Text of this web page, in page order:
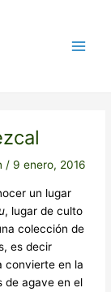
/ 9 enero, 2016
un lugar
, lugar de culto
colección de
es decir
convierte en la
de agave en el